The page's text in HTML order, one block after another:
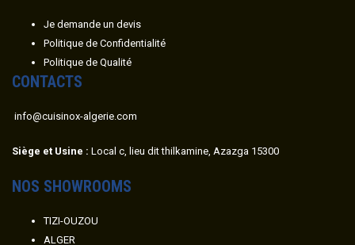
Je demande un devis
Politique de Confidentialité
Politique de Qualité
CONTACTS
info@cuisinox-algerie.com
Siège et Usine : Local c, lieu dit thilkamine, Azazga 15300
NOS SHOWROOMS
TIZI-OUZOU
ALGER